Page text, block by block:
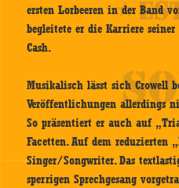
ersten Lorbeeren in der Band
begleitete er die Karriere
Cash.
Musikalisch lässt sich Crowell
Veröffentlichungen allerdings
So präsentiert er auch auf
Facetten. Auf dem reduzierten
Singer/Songwriter. Das
sperrigen Sprechgesang